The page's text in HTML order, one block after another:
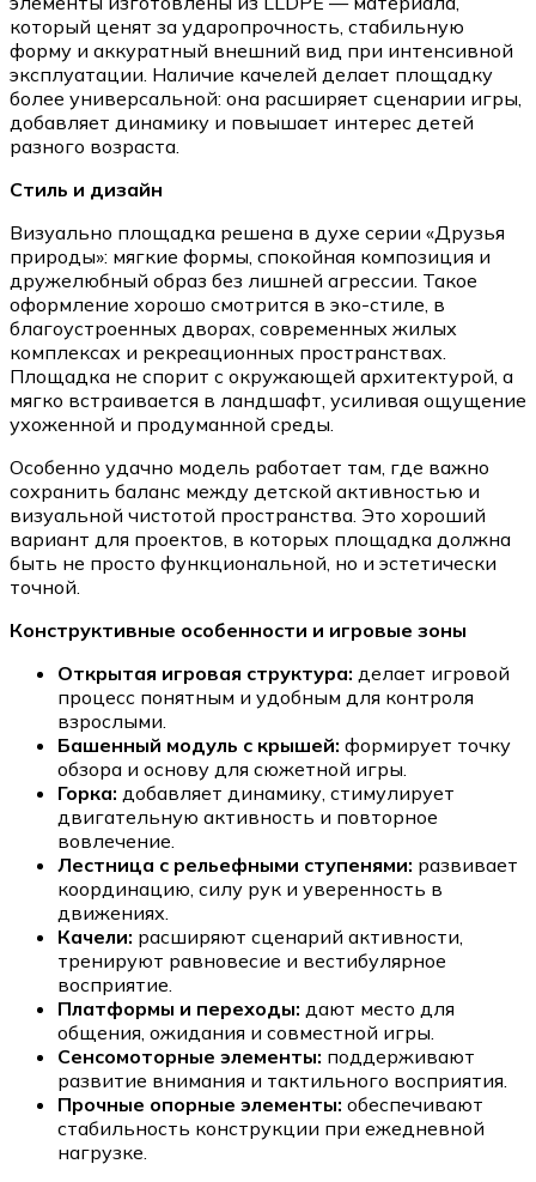
который ценят за ударопрочность, стабильную
форму и аккуратный внешний вид при интенсивной
эксплуатации. Наличие качелей делает площадку
более универсальной: она расширяет сценарии игры,
добавляет динамику и повышает интерес детей
разного возраста.
Стиль и дизайн
Визуально площадка решена в духе серии «Друзья
природы»: мягкие формы, спокойная композиция и
дружелюбный образ без лишней агрессии. Такое
оформление хорошо смотрится в эко-стиле, в
благоустроенных дворах, современных жилых
комплексах и рекреационных пространствах.
Площадка не спорит с окружающей архитектурой, а
мягко встраивается в ландшафт, усиливая ощущение
ухоженной и продуманной среды.
Особенно удачно модель работает там, где важно
сохранить баланс между детской активностью и
визуальной чистотой пространства. Это хороший
вариант для проектов, в которых площадка должна
быть не просто функциональной, но и эстетически
точной.
Конструктивные особенности и игровые зоны
Открытая игровая структура: делает игровой
процесс понятным и удобным для контроля
взрослыми.
Башенный модуль с крышей: формирует точку
обзора и основу для сюжетной игры.
Горка: добавляет динамику, стимулирует
двигательную активность и повторное
вовлечение.
Лестница с рельефными ступенями: развивает
координацию, силу рук и уверенность в
движениях.
Качели: расширяют сценарий активности,
тренируют равновесие и вестибулярное
восприятие.
Платформы и переходы: дают место для
общения, ожидания и совместной игры.
Сенсомоторные элементы: поддерживают
развитие внимания и тактильного восприятия.
Прочные опорные элементы: обеспечивают
стабильность конструкции при ежедневной
нагрузке.